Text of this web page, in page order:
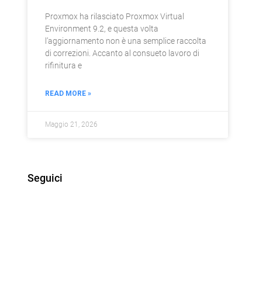
Proxmox ha rilasciato Proxmox Virtual
Environment 9.2, e questa volta
l’aggiornamento non è una semplice raccolta
di correzioni. Accanto al consueto lavoro di
rifinitura e
READ MORE »
Maggio 21, 2026
Seguici